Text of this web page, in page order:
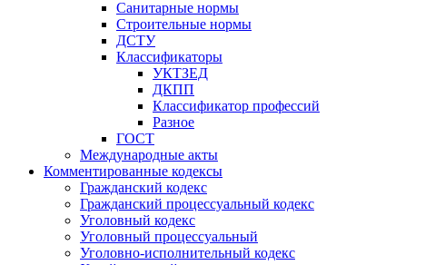
Санитарные нормы
Строительные нормы
ДСТУ
Классификаторы
УКТЗЕД
ДКПП
Классификатор профессий
Разное
ГОСТ
Международные акты
Комментированные кодексы
Гражданский кодекс
Гражданский процессуальный кодекс
Уголовный кодекс
Уголовный процессуальный
Уголовно-исполнительный кодекс